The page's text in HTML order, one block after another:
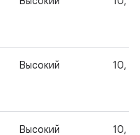
Высокий 10,
Высокий 10,